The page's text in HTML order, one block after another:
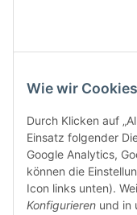
Wie wir
Durch Klicken auf
Einsatz folgender
Google Analytics,
können die
Icon links unten).
Konfigurieren und in